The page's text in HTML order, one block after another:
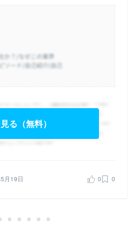
る（無料）
月19日 0 0